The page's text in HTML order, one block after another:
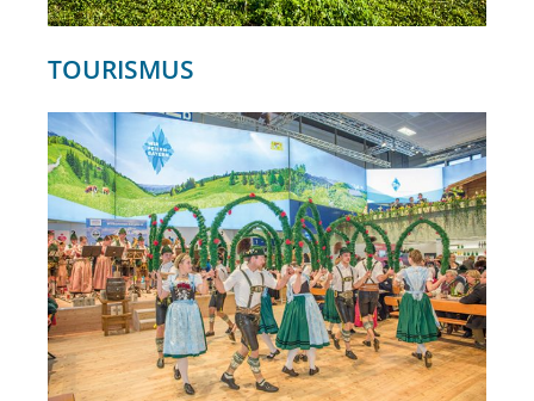
TOURISMUS